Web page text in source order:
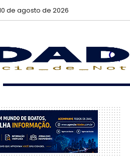
de agosto de 2026